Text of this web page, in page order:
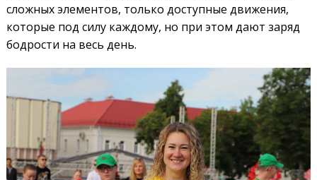
сложных элементов, только доступные движения,
которые под силу каждому, но при этом дают заряд
бодрости на весь день.